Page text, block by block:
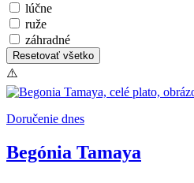
lúčne
ruže
záhradné
Resetovať všetko
Doručenie dnes
Begónia Tamaya